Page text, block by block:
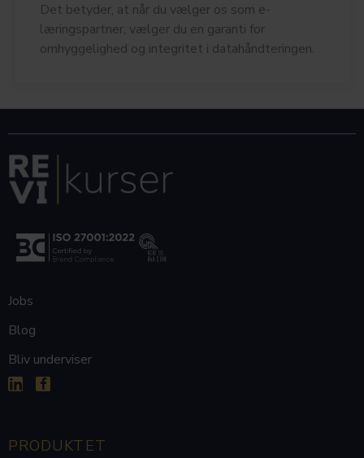
Det betyder, at når du vælger os som e-
læringspartner, vælger du en garanti for
omhyggelighed og integritet i datahåndteringen.
Jobs
Blog
Bliv underviser
 
PRODUKTET